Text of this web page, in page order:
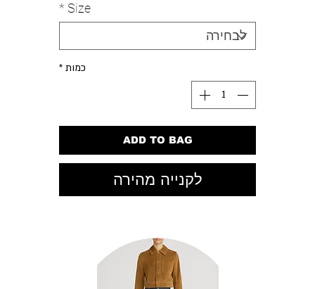
Size
*
כמות *
ADD TO BAG
לקנייה מהירה